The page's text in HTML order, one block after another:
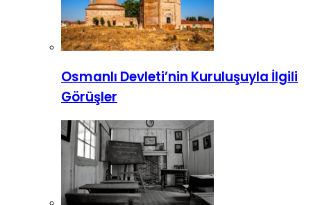
Osmanlı Devleti’nin Kuruluşuyla İlgili
Görüşler